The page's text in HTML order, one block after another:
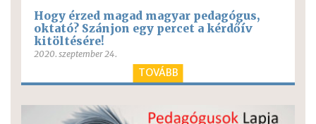
Hogy érzed magad magyar pedagógus,
oktató? Szánjon egy percet a kérdőív
kitöltésére!
2020. szeptember 24.
TOVÁBB